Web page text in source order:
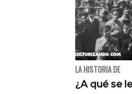
LA HISTORIA DE
¿A qué se